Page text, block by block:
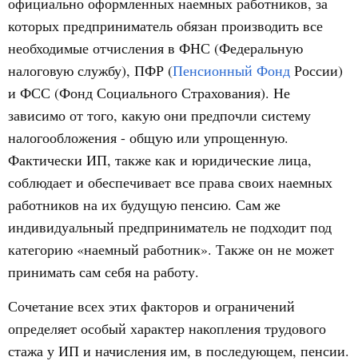
которых предприниматель обязан производить все
необходимые отчисления в ФНС (Федеральную
налоговую службу), ПФР (Пенсионный Фонд России)
и ФСС (Фонд Социального Страхования). Не
зависимо от того, какую они предпочли систему
налогообложения - общую или упрощенную.
Фактически ИП, также как и юридические лица,
соблюдает и обеспечивает все права своих наемных
работников на их будущую пенсию. Сам же
индивидуальный предприниматель не подходит под
категорию «наемный работник». Также он не может
принимать сам себя на работу.
Сочетание всех этих факторов и ограничений
определяет особый характер накопления трудового
стажа у ИП и начисления им, в последующем, пенсии.